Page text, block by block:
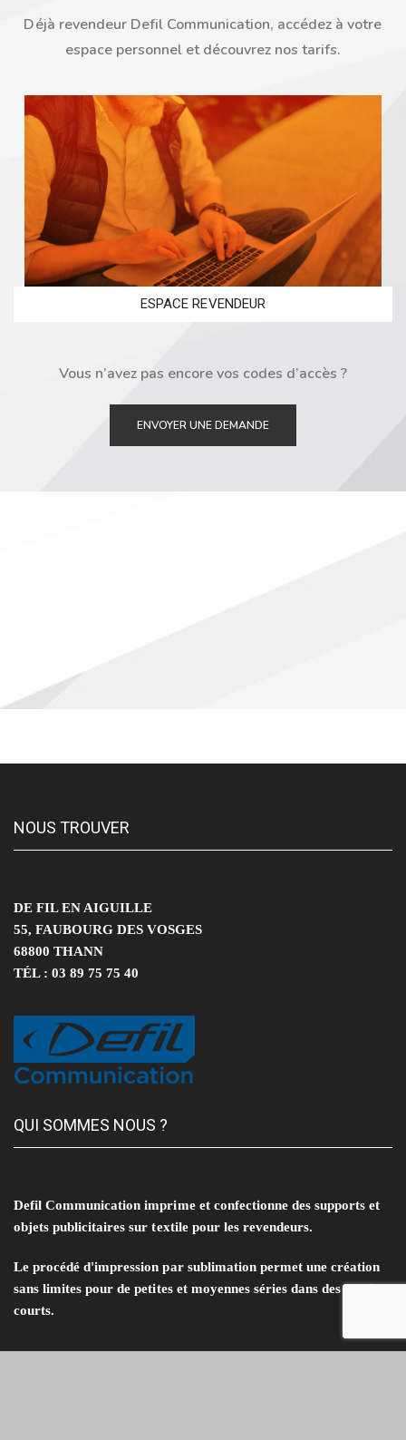
Déjà revendeur Defil Communication, accédez à votre
espace personnel et découvrez nos tarifs.
ESPACE REVENDEUR
Vous n’avez pas encore vos codes d’accès ?
ENVOYER UNE DEMANDE
NOUS TROUVER
DE FIL EN AIGUILLE
55, FAUBOURG DES VOSGES
68800 THANN
TÉL : 03 89 75 75 40
QUI SOMMES NOUS ?
Defil Communication imprime et confectionne des supports et
objets publicitaires sur textile pour les revendeurs.
Le procédé d'impression par sublimation permet une création
sans limites pour de petites et moyennes séries dans des délais
courts.